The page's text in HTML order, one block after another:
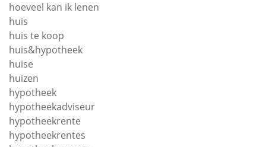
hoeveel kan ik lenen
huis
huis te koop
huis&hypotheek
huise
huizen
hypotheek
hypotheekadviseur
hypotheekrente
hypotheekrentes